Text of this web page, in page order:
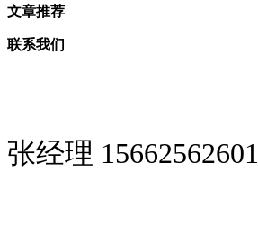
文章推荐
联系我们
张经理 15662562601